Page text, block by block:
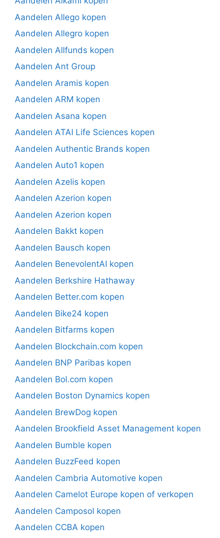
Aandelen Allego kopen
Aandelen Allegro kopen
Aandelen Allfunds kopen
Aandelen Ant Group
Aandelen Aramis kopen
Aandelen ARM kopen
Aandelen Asana kopen
Aandelen ATAI Life Sciences kopen
Aandelen Authentic Brands kopen
Aandelen Auto1 kopen
Aandelen Azelis kopen
Aandelen Azerion kopen
Aandelen Azerion kopen
Aandelen Bakkt kopen
Aandelen Bausch kopen
Aandelen BenevolentAI kopen
Aandelen Berkshire Hathaway
Aandelen Better.com kopen
Aandelen Bike24 kopen
Aandelen Bitfarms kopen
Aandelen Blockchain.com kopen
Aandelen BNP Paribas kopen
Aandelen Bol.com kopen
Aandelen Boston Dynamics kopen
Aandelen BrewDog kopen
Aandelen Brookfield Asset Management kopen
Aandelen Bumble kopen
Aandelen BuzzFeed kopen
Aandelen Cambria Automotive kopen
Aandelen Camelot Europe kopen of verkopen
Aandelen Camposol kopen
Aandelen CCBA kopen